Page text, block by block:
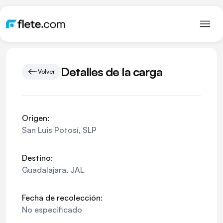
Volver Detalles de la carga
Origen:
San Luis Potosí, SLP
Destino:
Guadalajara, JAL
Fecha de recolección:
No especificado